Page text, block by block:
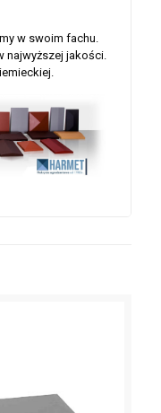
w swoim fachu.
najwyższej jakości.